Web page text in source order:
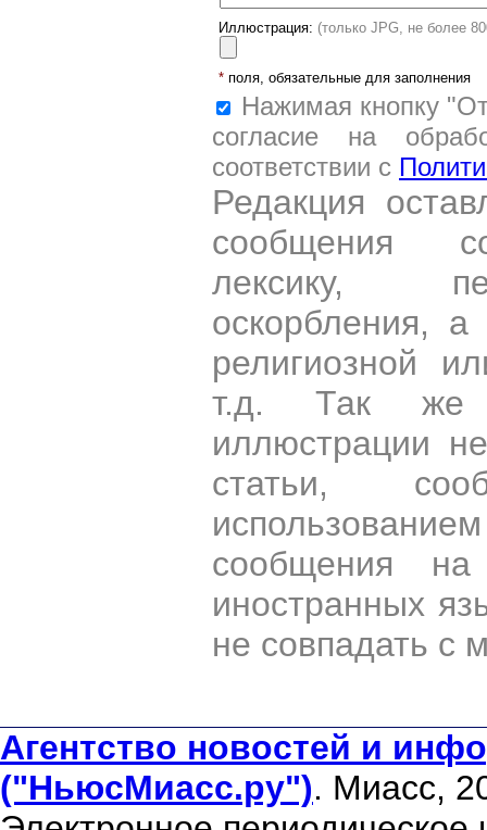
Иллюстрация: (только JPG, не более
* поля, обязательные для заполнения
Нажимая кнопку
согласие на
соответствии с
Редакция
сообщения
лексику,
оскорбления,
религиозной
т.д. Так же
иллюстрации
статьи,
сообщения
иностранных
не совпадать с
Агентство новостей и
("НьюсМиасс.ру"). Миасс,